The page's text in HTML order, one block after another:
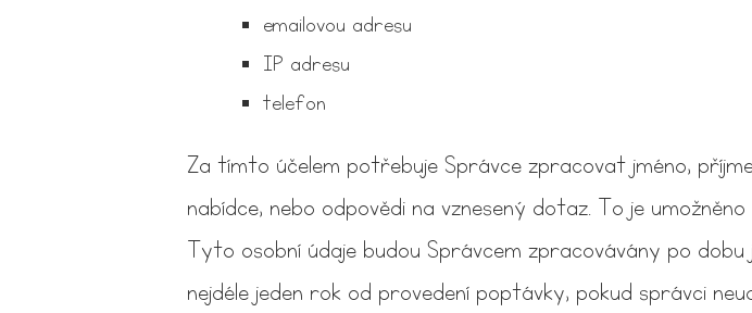
emailovou adresu
IP adresu
telefon
Za tímto účelem potřebuje Správce zpracovat jméno,
nabídce, nebo odpovědi na vznesený dotaz. To je
Tyto osobní údaje budou Správcem zpracovávány po dobu
nejdéle jeden rok od provedení poptávky, pokud správci